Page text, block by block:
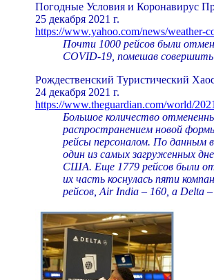
Погодные Условия и Коронавирус
25 декабря 2021 г.
https://www.yahoo.com/news/weather-
Почти 1000 рейсов были
COVID-19, помешав совершить
Рождественский Туристический
24 декабря 2021 г.
https://www.theguardian.com/world/
Большое количество
распространением новой
рейсы персоналом. По данным
один из самых загруженных
США. Еще 1779 рейсов были
их часть коснулась пяти
рейсов, Air India – 160, а Delta –